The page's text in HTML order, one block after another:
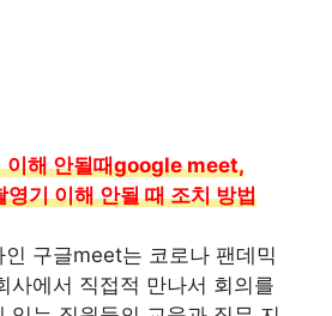
해 안될때google meet,
기 이해 안될 때 조치 방법
구글meet는 코로나 팬데믹
사에서 직접적 만나서 회의를